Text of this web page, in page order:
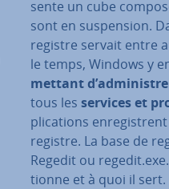
sente un cube
sont en sus­pen­sion.
registre servait entre
le temps, Windows y
met­tant
tous les services et
pli­ca­tions en­re­gistrent
registre. La base de
Regedit ou
tionne et à quoi il sert.